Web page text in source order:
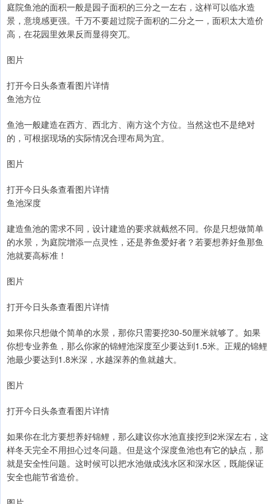
庭院鱼池的面积一般是园子面积的三分之一左右，这样可以临水造
景，意境感更强。千万不要超过院子面积的二分之一，面积太大造价
高，在花园里效果反而显得突兀。
图片
打开今日头条查看图片详情
鱼池方位
鱼池一般建造在西方、西北方、南方这个方位。当然这也不是绝对
的，可根据现场的实际情况合理布局为宜。
图片
打开今日头条查看图片详情
鱼池深度
建造鱼池的需求不同，设计建造的要求就截然不同。你是只想做简单
的水景，为庭院增添一点灵性，还是养鱼爱好者？若要想养好鱼那鱼
池就要高标准！
图片
打开今日头条查看图片详情
如果你只想做个简单的水景，那你只需要挖30-50厘米就够了。如果
你想专业养鱼，那么你家的锦鲤池深度至少要达到1.5米。正规的锦鲤
池最少要达到1.8米深，水越深养的鱼就越大。
图片
打开今日头条查看图片详情
如果你在北方要想养好锦鲤，那么建议你水池直接挖到2米深左右，这
样冬天完全不用担心过冬问题。但是这个深度鱼池也有它的缺点，那
就是安全性问题。这时候可以把水池做成浅水区和深水区，既能保证
安全也能节省造价。